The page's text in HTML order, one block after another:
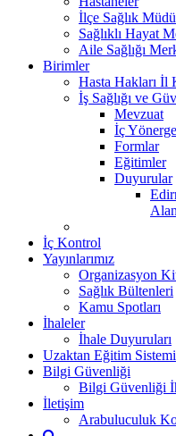
İlçe Sağlık
Sağlıklı Hayat
Aile Sağlığı
Birimler
Hasta Hakları İl
İş Sağlığı ve
Mevzuat
İç Yönerge
Formlar
Eğitimler
Duyurular
İç Kontrol
Yayınlarımız
Organizasyon
Sağlık Bültenleri
Kamu Spotları
İhaleler
İhale Duyuruları
Uzaktan Eğitim Sistemi
Bilgi Güvenliği
Bilgi Güvenliği
İletişim
Arabuluculuk